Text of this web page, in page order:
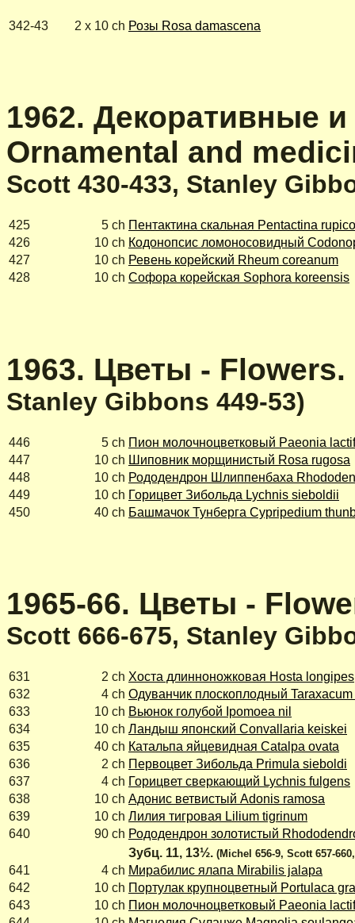
342-43 2 x 10 ch Розы Rosa damascena
1962. Декоративные
Ornamental and
Scott 430-433, Stanley
425 5 ch Пентактина скальная Pentactina
426
10 ch Кодонопсис ломоносовидный
427
10 ch Ревень корейский Rheum coreanum
428
10 ch Софора корейская Sophora koreensis
1963. Цветы -
Stanley Gibbons 449-53)
446 5 ch Пион молочноцветковый Paeonia
447
10 ch Шиповник морщинистый Rosa rugosa
448
10 ch Рододендрон Шлиппенбаха
449
10 ch Горицвет Зибольда Lychnis sieboldii
450
40 ch Башмачок Тунберга Cypripedium
1965-66. Цветы -
Scott 666-675, Stanley
631 2 ch Хоста длинноножковая Hosta longipes
632
4 ch Одуванчик плоскоплодный
633
10 ch Вьюнок голубой Ipomoea nil
634
10 ch Ландыш японский Convallaria keiskei
635
40 ch Катальпа яйцевидная Catalpa ovata
636
2 ch Первоцвет Зибольда Primula sieboldi
637
4 ch Горицвет сверкающий Lychnis fulgens
638
10 ch Адонис ветвистый Adonis ramosa
639
10 ch Лилия тигровая Lilium tigrinum
640
90 ch Рододендрон золотистый
Зубц. 11, 13½. (Michel 656-9, Scott 657-
641 4 ch Мирабилис ялапа Mirabilis jalapa
642
10 ch Портулак крупноцветный Portulaca
643
10 ch Пион молочноцветковый Paeonia